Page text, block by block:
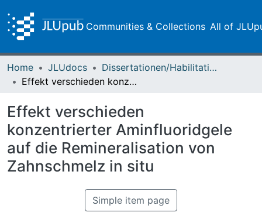
Communities & Collections All of
Home JLUdocs
Dissertationen/Habilitationen
Effekt verschieden konzentrierter Aminfluoridgele auf die Remineralisation von Zahnschmelz in situ
Effekt verschieden
konzentrierter Aminfluoridgele
auf die Remineralisation von
Zahnschmelz in situ
Simple item page